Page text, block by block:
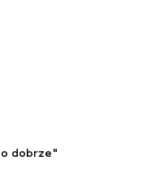
dobrze"